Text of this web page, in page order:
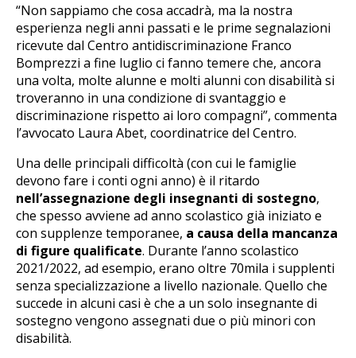
“Non sappiamo che cosa accadrà, ma la nostra
esperienza negli anni passati e le prime segnalazioni
ricevute dal Centro antidiscriminazione Franco
Bomprezzi a fine luglio ci fanno temere che, ancora
una volta, molte alunne e molti alunni con disabilità si
troveranno in una condizione di svantaggio e
discriminazione rispetto ai loro compagni”, commenta
l’avvocato Laura Abet, coordinatrice del Centro.
Una delle principali difficoltà (con cui le famiglie
devono fare i conti ogni anno) è il ritardo
nell’assegnazione degli insegnanti di sostegno,
che spesso avviene ad anno scolastico già iniziato e
con supplenze temporanee, a causa della mancanza
di figure qualificate. Durante l’anno scolastico
2021/2022, ad esempio, erano oltre 70mila i supplenti
senza specializzazione a livello nazionale. Quello che
succede in alcuni casi è che a un solo insegnante di
sostegno vengono assegnati due o più minori con
disabilità.